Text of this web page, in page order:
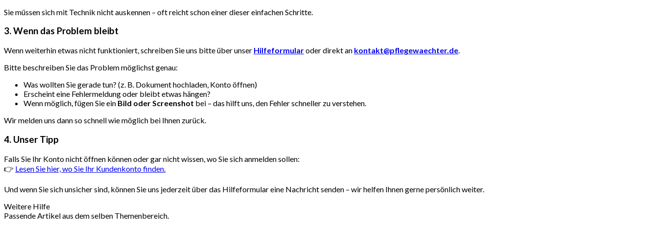
Sie müssen sich mit Technik nicht auskennen – oft reicht schon einer dieser einfachen Schritte.
3. Wenn das Problem bleibt
Wenn weiterhin etwas nicht funktioniert, schreiben Sie uns bitte über unser Hilfeformularoder direkt an kontakt@pflegewaechter.de.
Bitte beschreiben Sie das Problem möglichst genau:
Was wollten Sie gerade tun? (z. B. Dokument hochladen, Konto öffnen)
Erscheint eine Fehlermeldung oder bleibt etwas hängen?
Wenn möglich, fügen Sie ein Bild oder Screenshot bei – das hilft uns, den Fehler schneller zu verstehen.
Wir melden uns dann so schnell wie möglich bei Ihnen zurück.
4. Unser Tipp
Falls Sie Ihr Konto nicht öffnen können oder gar nicht wissen, wo Sie sich anmelden sollen:
👉 Lesen Sie hier, wo Sie Ihr Kundenkonto finden.
Und wenn Sie sich unsicher sind, können Sie uns jederzeit über das Hilfeformular eine Nachricht senden – wir helfen Ihnen gerne persönlich weiter.
Weitere Hilfe
Passende Artikel aus dem selben Themenbereich.